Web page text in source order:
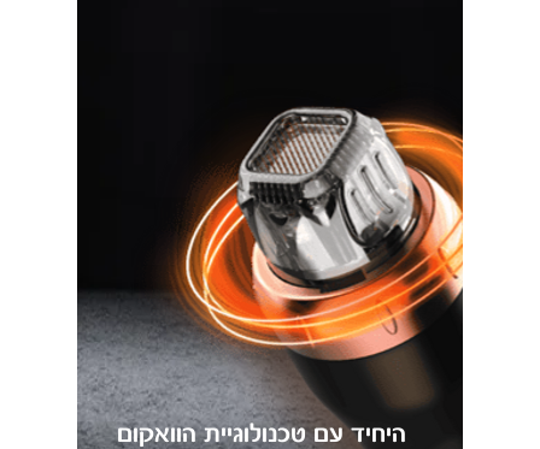
היחיד עם טכנולוגיית הוואקום